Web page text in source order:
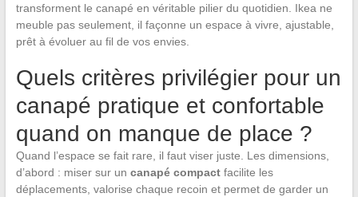
transforment le canapé en véritable pilier du quotidien. Ikea ne
meuble pas seulement, il façonne un espace à vivre, ajustable,
prêt à évoluer au fil de vos envies.
Quels critères privilégier pour un
canapé pratique et confortable
quand on manque de place ?
Quand l’espace se fait rare, il faut viser juste. Les dimensions,
d’abord : miser sur un canapé compactfacilite les
déplacements, valorise chaque recoin et permet de garder un